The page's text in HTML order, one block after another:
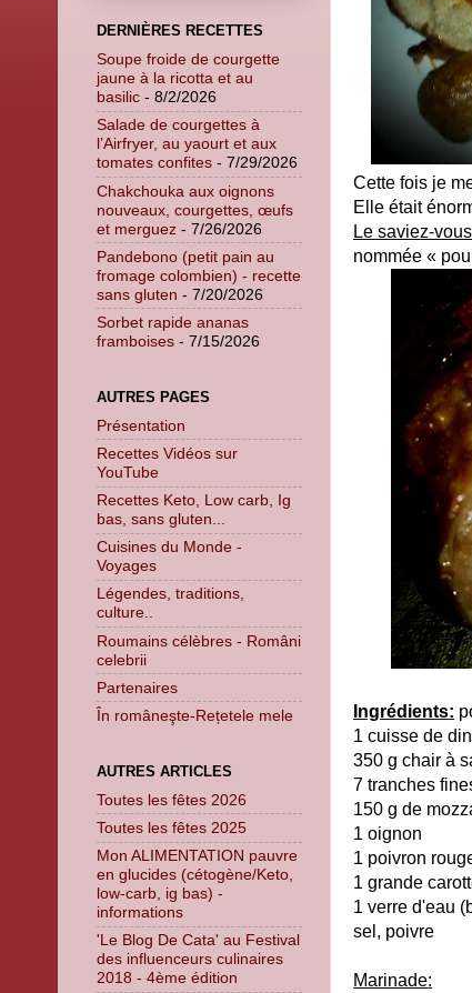
Cette fois je
Elle était
Le saviez-
nommée «
Ingrédients:
1 cuisse de
350 g chair à
7 tranches
150 g de
1 oignon
1 poivron
1 grande
1 verre d'eau
sel, poivre
Marinade:
DERNIÈRES RECETTES
Soupe froide de courgette
jaune à la ricotta et au
basilic - 8/2/2026
Salade de courgettes à
l’Airfryer, au yaourt et aux
tomates confites - 7/29/2026
Chakchouka aux oignons
nouveaux, courgettes, œufs
et merguez - 7/26/2026
Pandebono (petit pain au
fromage colombien) - recette
sans gluten - 7/20/2026
Sorbet rapide ananas
framboises - 7/15/2026
AUTRES PAGES
Présentation
Recettes Vidéos sur
YouTube
Recettes Keto, Low carb, Ig
bas, sans gluten...
Cuisines du Monde -
Voyages
Légendes, traditions,
culture..
Roumains célèbres - Români
celebrii
Partenaires
În româneşte-Rețetele mele
AUTRES ARTICLES
Toutes les fêtes 2026
Toutes les fêtes 2025
Mon ALIMENTATION pauvre
en glucides (cétogène/Keto,
low-carb, ig bas) -
informations
'Le Blog De Cata' au Festival
des influenceurs culinaires
2018 - 4ème édition